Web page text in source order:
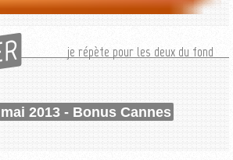
je répète pour les deux du fond
2013 - Bonus Cannes